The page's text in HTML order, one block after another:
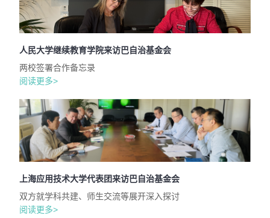
人民大学继续教育学院来访巴自治基金会
两校签署合作备忘录
阅读更多>
上海应用技术大学代表团来访巴自治基金会
双方就学科共建、师生交流等展开深入探讨
阅读更多>